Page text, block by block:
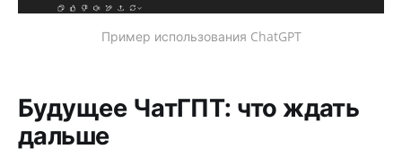
Пример использования ChatGPT
Будущее ЧатГПТ: что ждать
дальше